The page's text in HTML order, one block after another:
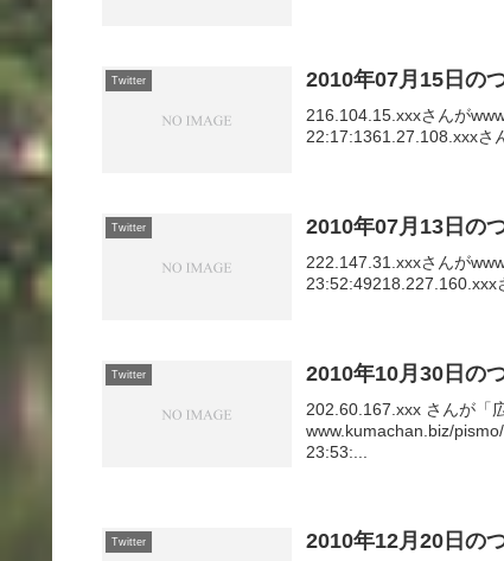
Twitter 2010年07月15日の
216.104.15.xxxさんが
22:17:1361.27.108.xxxさ
Twitter 2010年07月13日の
222.147.31.xxxさんが
23:52:49218.227.160.xxx
Twitter 2010年10月30日の
202.60.167.xxx さんが「
www.kumachan.biz/
23:53:...
Twitter 2010年12月20日の